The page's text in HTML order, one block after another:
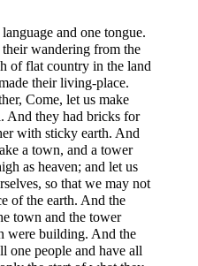
and one tongue.
wandering from the
of flat country in the land
their living-place.
Come, let us make
And they had bricks for
with sticky earth. And
a town, and a tower
as heaven; and let us
so that we may not
of the earth. And the
town and the tower
were building. And the
one people and have all